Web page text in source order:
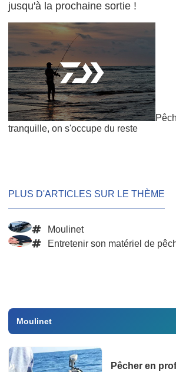
jusqu'à la prochaine sortie !
tranquille, on s'occupe du reste
PLUS D'ARTICLES SUR LE THÈME
Moulinet
Entretenir son matériel de
Moulinet
Pêcher en